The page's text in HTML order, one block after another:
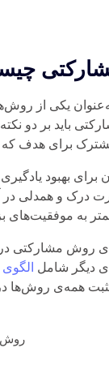
یکی از
باید بر دو
برای هدف که
برای بهبود
درک و همدلی در
به موفقیت‌های
روش مشارکتی
دیگر شامل
مثبت همه‌ی روش‌ها